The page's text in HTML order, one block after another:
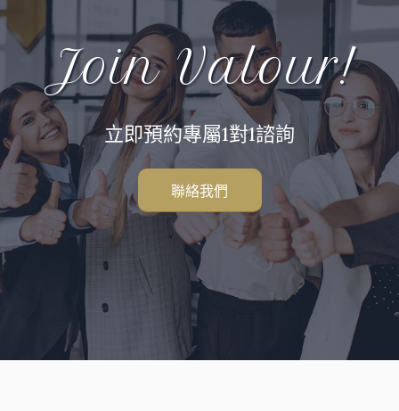
Join Valour!
立即預約專屬1對1諮詢
聯絡我們